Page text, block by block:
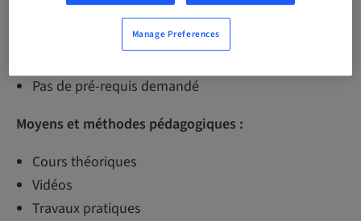
Praticiens uniquement ou avec leur assistante
Pas de pré-requis demandé
Moyens et méthodes pédagogiques :
Cours théoriques
Vidéos
Travaux pratiques
Manage Preferences